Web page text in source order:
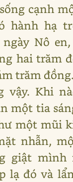
cạnh
hành hạ
ngày Nô
hai trăm
trăm
vậy. Khi
một tia
một mũi
nhẫn,
giật mình
lạ đó và